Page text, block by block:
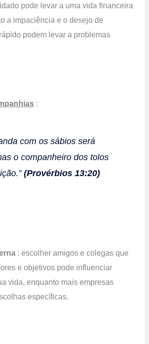
pode levar a uma vida financeira
a impaciência e o desejo de
podem levar a problemas
:
com os sábios será
o companheiro dos tolos
(Provérbios 13:20)
: escolher amigos e colegas que
e objetivos pode influenciar
vida, enquanto mais empresas
específicas.